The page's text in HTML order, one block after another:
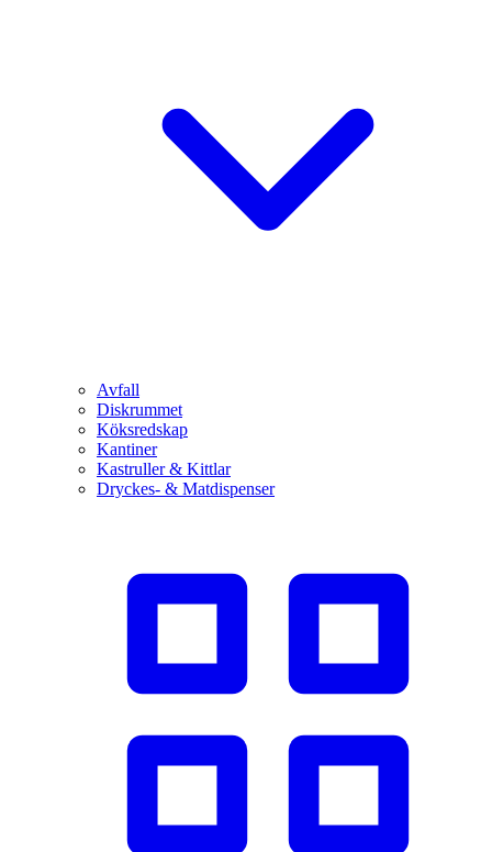
Avfall
Diskrummet
Köksredskap
Kantiner
Kastruller & Kittlar
Dryckes- & Matdispenser